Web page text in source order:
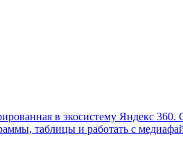
в экосистему Яндекс
таблицы и работать с